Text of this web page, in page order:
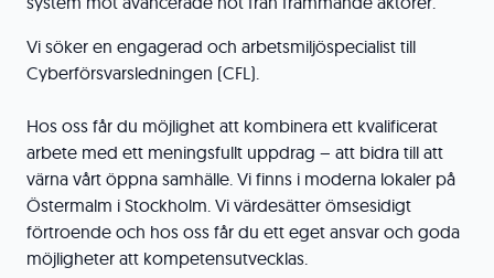
Vi söker en engagerad och arbetsmiljöspecialist till
Cyberförsvarsledningen (CFL).
Hos oss får du möjlighet att kombinera ett kvalificerat
arbete med ett meningsfullt uppdrag – att bidra till att
värna vårt öppna samhälle. Vi finns i moderna lokaler på
Östermalm i Stockholm. Vi värdesätter ömsesidigt
förtroende och hos oss får du ett eget ansvar och goda
möjligheter att kompetensutvecklas.